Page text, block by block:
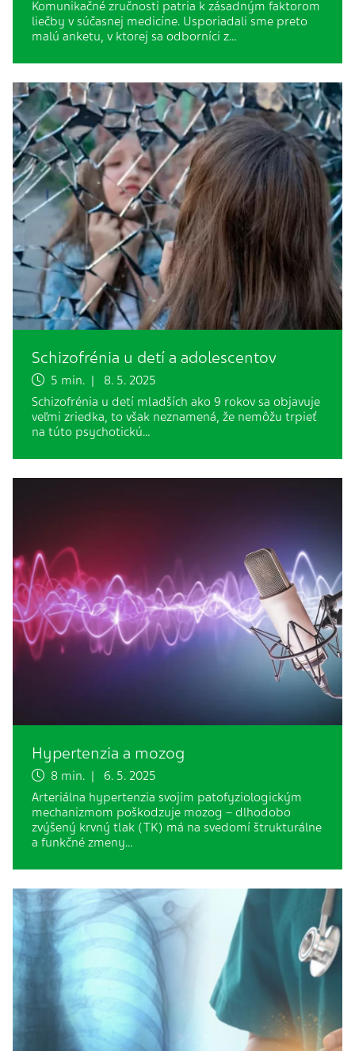
Komunikačné zručnosti patria k zásadným faktorom
liečby v súčasnej medicíne. Usporiadali sme preto
malú anketu, v ktorej sa odborníci z…
Schizofrénia u detí a adolescentov
5 min. | 8. 5. 2025
Schizofrénia u detí mladších ako 9 rokov sa objavuje
veľmi zriedka, to však neznamená, že nemôžu trpieť
na túto psychotickú…
Hypertenzia a mozog
8 min. | 6. 5. 2025
Arteriálna hypertenzia svojím patofyziologickým
mechanizmom poškodzuje mozog – dlhodobo
zvýšený krvný tlak (TK) má na svedomí štrukturálne
a funkčné zmeny…